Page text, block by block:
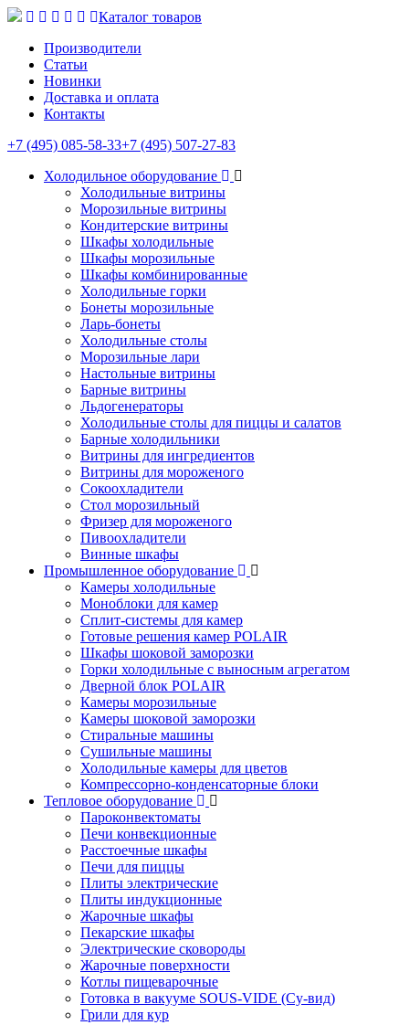
Каталог товаров
Производители
Статьи
Новинки
Доставка и оплата
Контакты
+7 (495) 085-58-33+7 (495) 507-27-83
Холодильное оборудование
Холодильные витрины
Морозильные витрины
Кондитерские витрины
Шкафы холодильные
Шкафы морозильные
Шкафы комбинированные
Холодильные горки
Бонеты морозильные
Ларь-бонеты
Холодильные столы
Морозильные лари
Настольные витрины
Барные витрины
Льдогенераторы
Холодильные столы для пиццы и салатов
Барные холодильники
Витрины для ингредиентов
Витрины для мороженого
Сокоохладители
Стол морозильный
Фризер для мороженого
Пивоохладители
Винные шкафы
Промышленное оборудование
Камеры холодильные
Моноблоки для камер
Сплит-системы для камер
Готовые решения камер POLAIR
Шкафы шоковой заморозки
Горки холодильные с выносным агрегатом
Дверной блок POLAIR
Камеры морозильные
Камеры шоковой заморозки
Стиральные машины
Сушильные машины
Холодильные камеры для цветов
Компрессорно-конденсаторные блоки
Тепловое оборудование
Пароконвектоматы
Печи конвекционные
Расстоечные шкафы
Печи для пиццы
Плиты электрические
Плиты индукционные
Жарочные шкафы
Пекарские шкафы
Электрические сковороды
Жарочные поверхности
Котлы пищеварочные
Готовка в вакууме SOUS-VIDE (Су-вид)
Грили для кур